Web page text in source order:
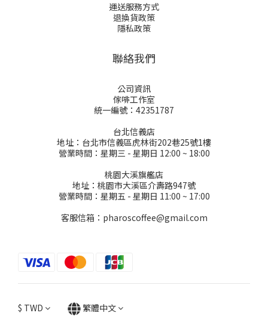
運送服務方式
退換貨政策
隱私政策
聯絡我們
公司資訊
傢啡工作室
統一編號：42351787
台北信義店
地址：台北市信義區虎林街202巷25號1樓
營業時間：星期三 - 星期日 12:00 ~ 18:00
桃園大溪旗艦店
地址：桃園市大溪區介壽路947號
營業時間：星期五 - 星期日 11:00 ~ 17:00
客服信箱：pharoscoffee@gmail.com
$ TWD 繁體中文